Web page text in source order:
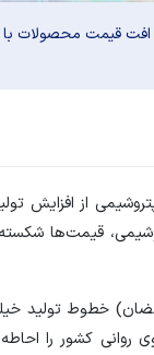
قیمت محصولات با
از افزایش
قیمت‌ها
خطوط تولید خیلی
روانی کشور را